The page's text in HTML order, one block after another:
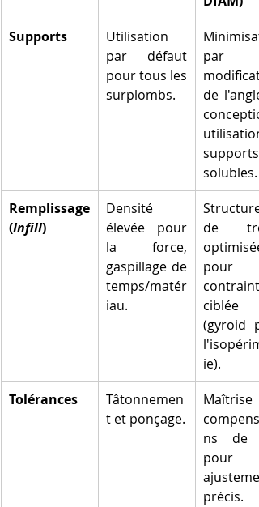
Supports
Utilisation
par défaut
pour tous les
surplombs.
par
de
supports
solubles.
Remplissage
(Infill)
Densité
élevée pour
la force,
gaspillage de
temps/matér
iau.
Structures
de
pour
contrainte
ciblée
(gyroid
ie).
Tolérances
Tâtonnemen
t et ponçage.
Maîtrise
ns de
pour
précis.